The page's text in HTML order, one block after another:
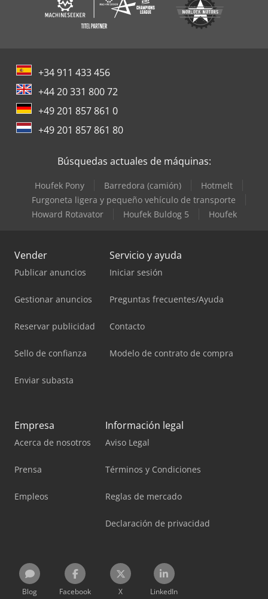
+34 911 433 456
+44 20 331 800 72
+49 201 857 861 0
+49 201 857 861 80
Búsquedas actuales de máquinas:
Houfek Pony Barredora (camión)
Hotmelt
Furgoneta ligera y pequeño vehículo de transporte
Howard Rotavator
Houfek Buldog 5 Houfek
Vender
Publicar anuncios
Gestionar anuncios
Reservar publicidad
Sello de confianza
Enviar subasta
Servicio y ayuda
Iniciar sesión
Preguntas frecuentes/Ayuda
Contacto
Modelo de contrato de compra
Empresa
Acerca de nosotros
Prensa
Empleos
Información legal
Aviso Legal
Términos y Condiciones
Reglas de mercado
Declaración de privacidad
Blog Facebook X LinkedIn